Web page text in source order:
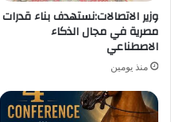
وزير الاتصالات:نستهدف بناء قدرات
مصرية في مجال الذكاء
الاصطناعي
منذ يومين